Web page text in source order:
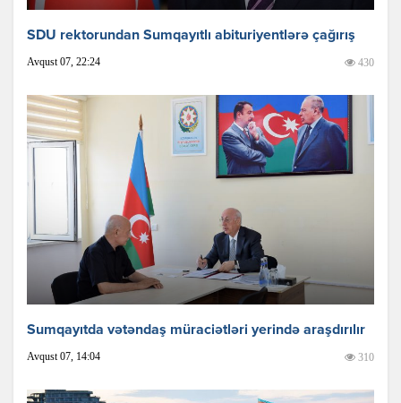
SDU rektorundan Sumqayıtlı abituriyentlərə çağırış
Avqust 07, 22:24 430
Sumqayıtda vətəndaş müraciətləri yerində araşdırılır
Avqust 07, 14:04 310